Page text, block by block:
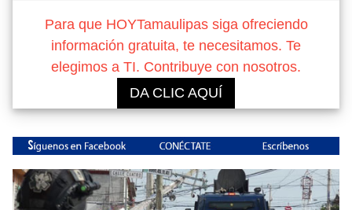
Para que HOYTamaulipas siga ofreciendo
información gratuita, te necesitamos. Te
elegimos a TI. Contribuye con nosotros.
DA CLIC AQUÍ